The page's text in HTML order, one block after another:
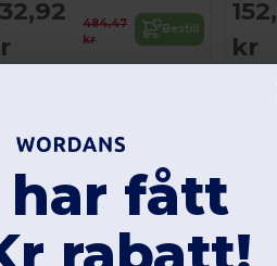
484,47
kr
Bestill
kr
har fått